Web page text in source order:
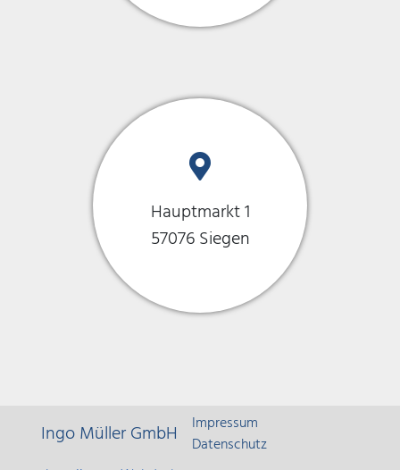
Hauptmarkt 1
57076 Siegen
Ingo Müller GmbH
Impressum
Datenschutz